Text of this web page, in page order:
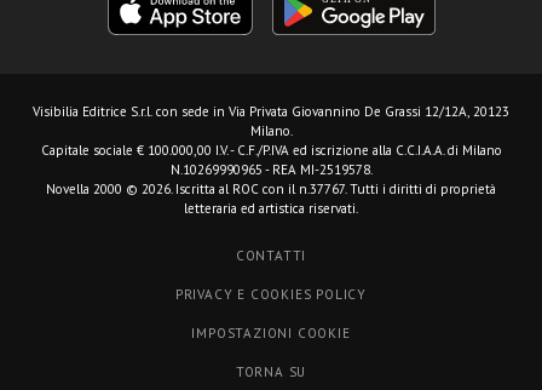
Visibilia Editrice S.r.l. con sede in Via Privata Giovannino De Grassi 12/12A, 20123
Milano.
Capitale sociale € 100.000,00 I.V. - C.F./P.IVA ed iscrizione alla C.C.I.A.A. di Milano
N.10269990965 - REA MI-2519578.
Novella 2000 © 2026. Iscritta al ROC con il n.37767. Tutti i diritti di proprietà
letteraria ed artistica riservati.
CONTATTI
PRIVACY E COOKIES POLICY
IMPOSTAZIONI COOKIE
TORNA SU